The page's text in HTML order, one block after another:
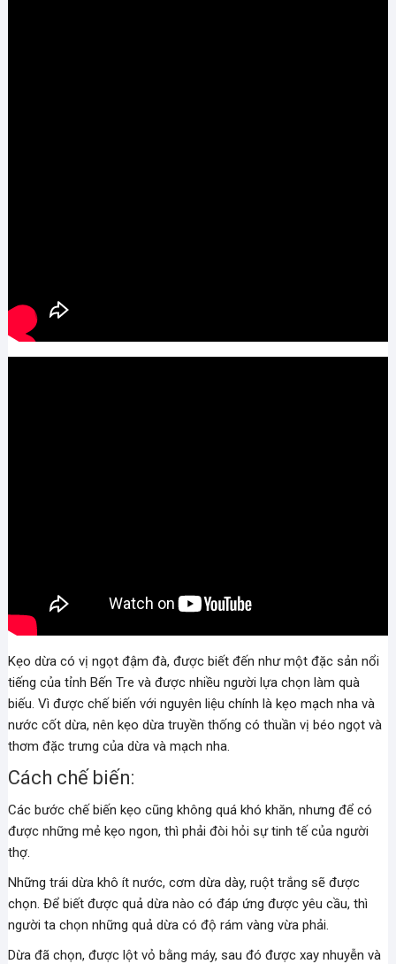
Kẹo dừa có vị ngọt đậm đà, được biết đến như một đặc sản nổi
tiếng của tỉnh Bến Tre và được nhiều người lựa chọn làm quà
biếu. Vì được chế biến với nguyên liệu chính là kẹo mạch nha và
nước cốt dừa, nên kẹo dừa truyền thống có thuần vị béo ngọt và
thơm đặc trưng của dừa và mạch nha.
Cách chế biến:
Các bước chế biến kẹo cũng không quá khó khăn, nhưng để có
được những mẻ kẹo ngon, thì phải đòi hỏi sự tinh tế của người
thợ.
Những trái dừa khô ít nước, cơm dừa dày, ruột trắng sẽ được
chọn. Để biết được quả dừa nào có đáp ứng được yêu cầu, thì
người ta chọn những quả dừa có độ rám vàng vừa phải.
Dừa đã chọn, được lột vỏ bằng máy, sau đó được xay nhuyễn và